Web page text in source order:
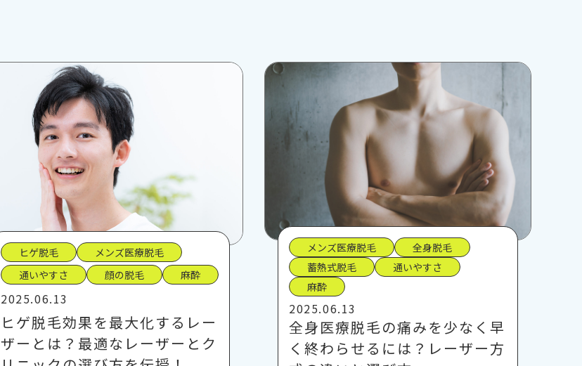
ヒゲ脱毛
メンズ医療脱毛
通いやすさ
顔の脱毛 麻酔
2025.06.13
ヒゲ脱毛効果を最大化するレー
ザーとは？最適なレーザーとク
メンズ医療脱毛
全身脱毛
蓄熱式脱毛
通いやすさ
麻酔
2025.06.13
全身医療脱毛の痛みを少なく早
く終わらせるには？レーザー方